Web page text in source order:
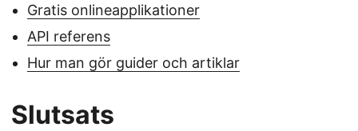
Gratis onlineapplikationer
API referens
Hur man gör guider och artiklar
Slutsats